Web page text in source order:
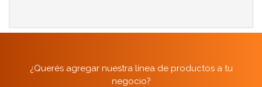
¿Querés agregar nuestra línea de productos a tu
negocio?